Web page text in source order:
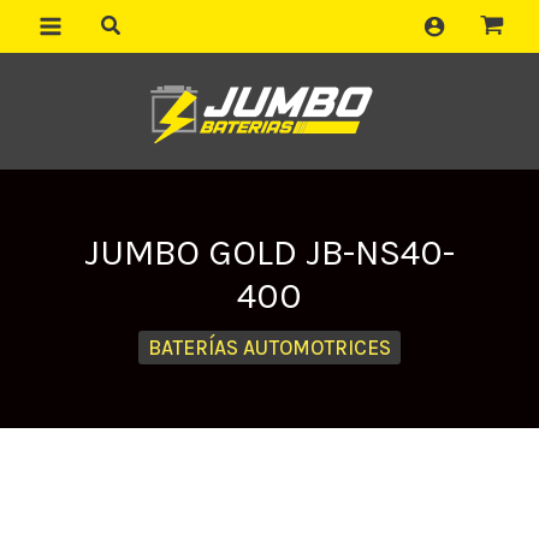
al
JUMBO GOLD JB-NS40-
400
BATERÍAS AUTOMOTRICES